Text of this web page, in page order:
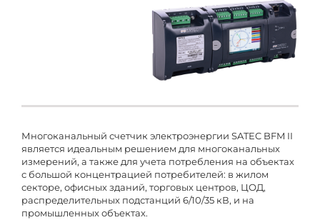
Многоканальный счетчик электроэнергии SATEC BFM II
является идеальным решением для многоканальных
измерений, а также для учета потребления на объектах
с большой концентрацией потребителей: в жилом
секторе, офисных зданий, торговых центров, ЦОД,
распределительных подстанций 6/10/35 кВ, и на
промышленных объектах.